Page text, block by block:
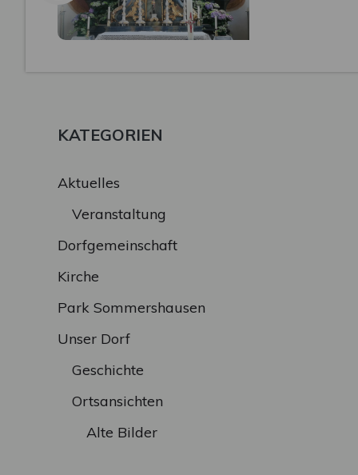
KATEGORIEN
Aktuelles
Veranstaltung
Dorfgemeinschaft
Kirche
Park Sommershausen
Unser Dorf
Geschichte
Ortsansichten
Alte Bilder